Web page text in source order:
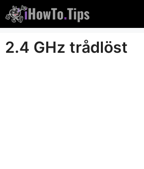
Hoppa
till
innehåll
2.4 GHz trådlöst